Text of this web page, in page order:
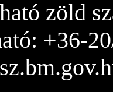
zöld
+36-